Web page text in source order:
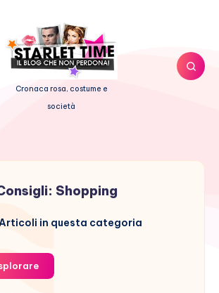
Cronaca rosa, costume e
società
Shopping
Articoli in questa categoria